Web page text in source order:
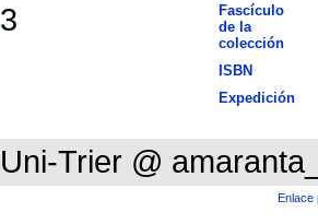
3
Fascículo
de la
colección
ISBN
Expedición
Uni-Trier @
Enlace